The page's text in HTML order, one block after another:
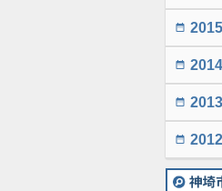
date_range 2015
date_range 2014
date_range 2013
date_range 2012